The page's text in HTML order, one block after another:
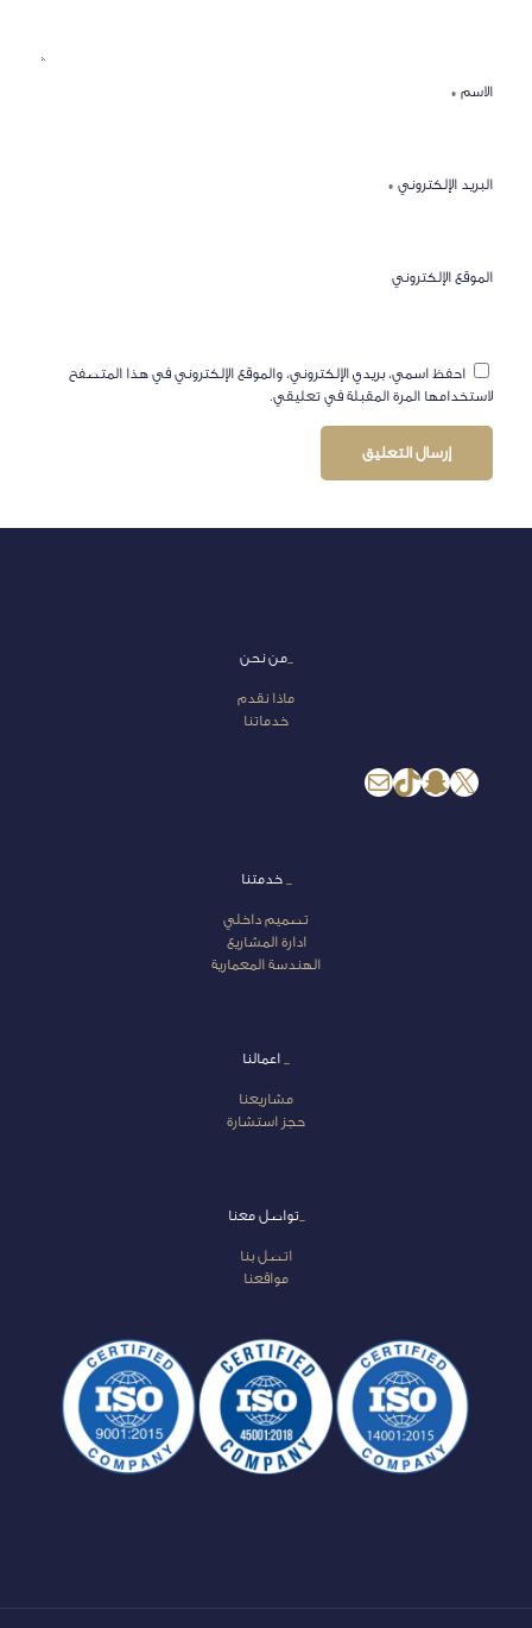
الاسم *
البريد الإلكتروني *
الموقع الإلكتروني
احفظ اسمي، بريدي الإلكتروني، والموقع الإلكتروني في هذا المتصفح
لاستخدامها المرة المقبلة في تعليقي.
_من نحن
ماذا نقدم
خدماتنا
إكس
سناب شاتتيك توكبريد
خدمتنا
تصميم داخلي
ادارة المشاريع
الهندسة المعمارية
اعمالنا
مشاريعنا
حجز استشارة
_تواصل معنا
اتصل بنا
مواقعنا